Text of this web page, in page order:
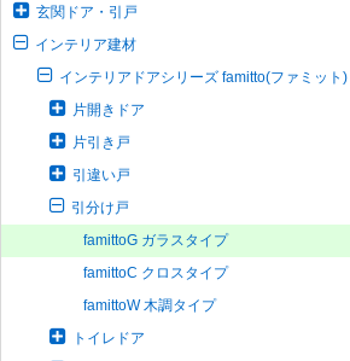
玄関ドア・引戸
インテリア建材
インテリアドアシリーズ famitto(ファミット)
片開きドア
片引き戸
引違い戸
引分け戸
famittoG ガラスタイプ
famittoC クロスタイプ
famittoW 木調タイプ
トイレドア